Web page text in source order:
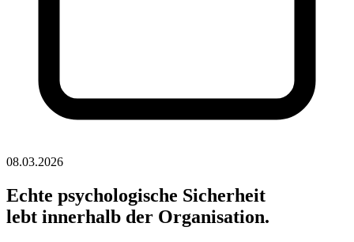
08.03.2026
Echte psychologische Sicherheit
lebt innerhalb der Organisation.